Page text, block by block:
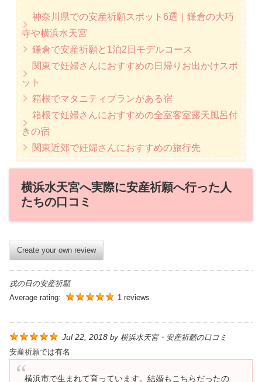
神奈川県での安産祈願スポット6選｜鎌倉の大巧
寺や横浜水天宮
鎌倉で安産祈願と1泊2日モデルコース
関東で妊婦さんにおすすめの日帰りお出かけスポ
ット
箱根でマタニティプランがある宿
箱根で妊婦さんにおすすめの全室客室露天風呂付
きの宿
関東近郊で妊婦さんにおすすめの旅行先
横浜水天宮へ実際に安産祈願へ行った人
たちの口コミ
Create your own review
戌の日の安産祈願
Average rating:
1 reviews
Jul 22, 2018 by 横浜水天宮・安産祈願の口コミ
安産祈願では有名
横浜市で生まれて育っています。結婚もこちらだったの